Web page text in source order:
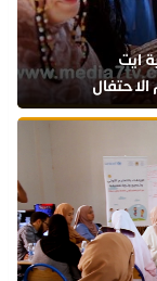
ايت
الاحتفال